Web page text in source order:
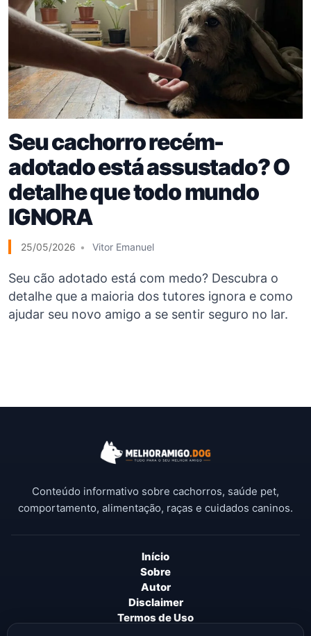
Seu cachorro recém-
adotado está assustado? O
detalhe que todo mundo
IGNORA
25/05/2026 Vitor Emanuel
Seu cão adotado está com medo? Descubra o
detalhe que a maioria dos tutores ignora e como
ajudar seu novo amigo a se sentir seguro no lar.
Conteúdo informativo sobre cachorros, saúde pet,
comportamento, alimentação, raças e cuidados caninos.
Início
Sobre
Autor
Disclaimer
Termos de Uso